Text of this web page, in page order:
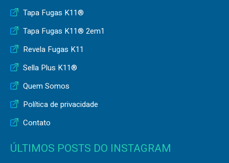
Tapa Fugas K11®
Tapa Fugas K11® 2em1
Revela Fugas K11
Sella Plus K11®
Quem Somos
Política de privacidade
Contato
ÚLTIMOS POSTS DO INSTAGRAM